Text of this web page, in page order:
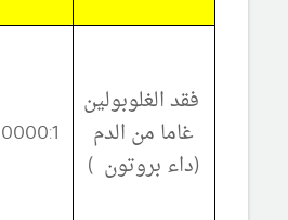
فقد الغلوبولين
غاما من الدم
(داء بروتون )